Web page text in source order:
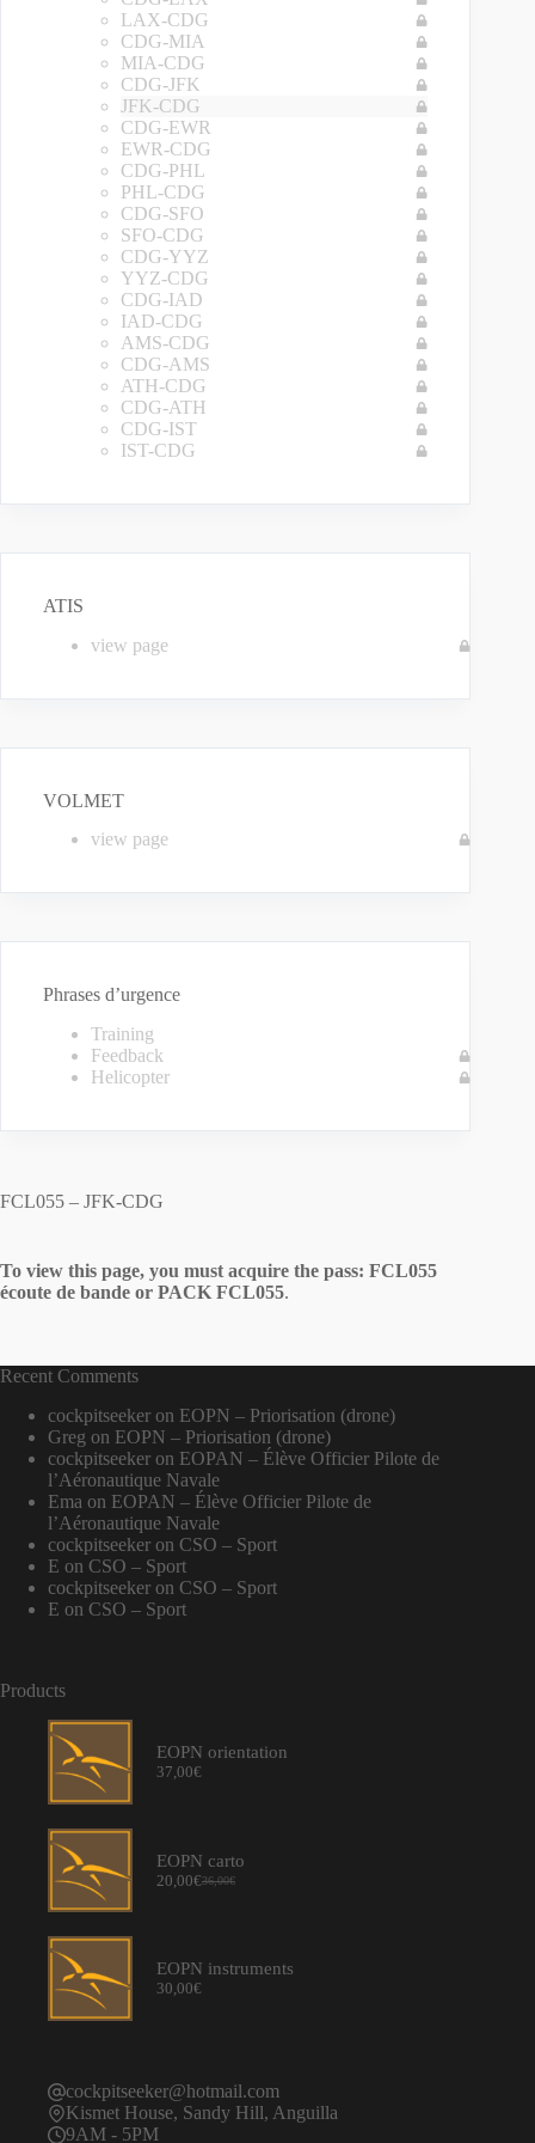
FCL055 – JFK-CDG
To view this page, you must acquire the pass: FCL055
écoute de bande or PACK FCL055.
LAX-CDG
CDG-MIA
MIA-CDG
CDG-JFK
JFK-CDG
CDG-EWR
EWR-CDG
CDG-PHL
PHL-CDG
CDG-SFO
SFO-CDG
CDG-YYZ
YYZ-CDG
CDG-IAD
IAD-CDG
AMS-CDG
CDG-AMS
ATH-CDG
CDG-ATH
CDG-IST
IST-CDG
ATIS
view page
VOLMET
view page
Phrases d’urgence
Training
Feedback
Helicopter
Recent Comments
cockpitseeker on EOPN – Priorisation (drone)
Greg on EOPN – Priorisation (drone)
cockpitseeker on EOPAN – Élève Officier Pilote de
l’Aéronautique Navale
Ema on EOPAN – Élève Officier Pilote de
l’Aéronautique Navale
cockpitseeker on CSO – Sport
E on CSO – Sport
cockpitseeker on CSO – Sport
E on CSO – Sport
Products
EOPN orientation
37,00€
EOPN carto
36,00€
Original
20,00€
Current
EOPN instruments
30,00€
cockpitseeker@hotmail.com
Kismet House, Sandy Hill, Anguilla
9AM - 5PM